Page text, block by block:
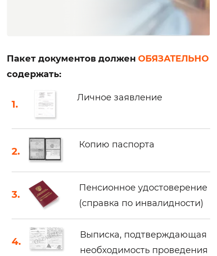
Пакет документов должен ОБЯЗАТЕЛЬНО
содержать:
Личное заявление
Копию паспорта
Пенсионное удостоверение
(справка по инвалидности)
Выписка, подтверждающая
необходимость проведения